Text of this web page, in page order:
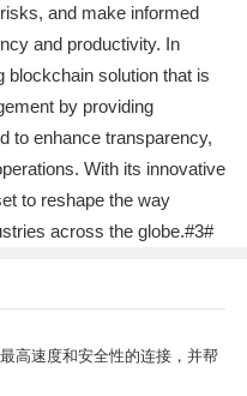
and make informed
and productivity. In
blockchain solution that is
by providing
to enhance transparency,
With its innovative
to reshape the way
across the globe.#3#
高速度和安全性的连接，并帮